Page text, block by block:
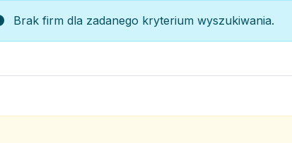
Brak firm dla zadanego kryterium wyszukiwania.